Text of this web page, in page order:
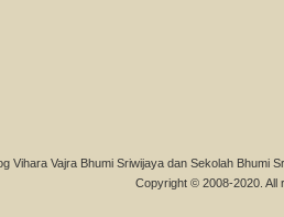
Vihara Vajra Bhumi Sriwijaya dan Sekolah Bhumi
Copyright © 2008-2020. All